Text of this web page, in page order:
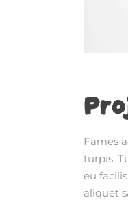
Fames
turpis.
eu
aliquet